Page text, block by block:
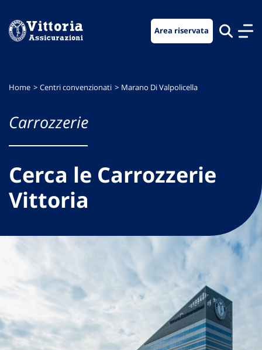
menu
contenuto
footer
Area riservata
Home Centri convenzionati Marano Di Valpolicella
Carrozzerie
Cerca le Carrozzerie
Vittoria